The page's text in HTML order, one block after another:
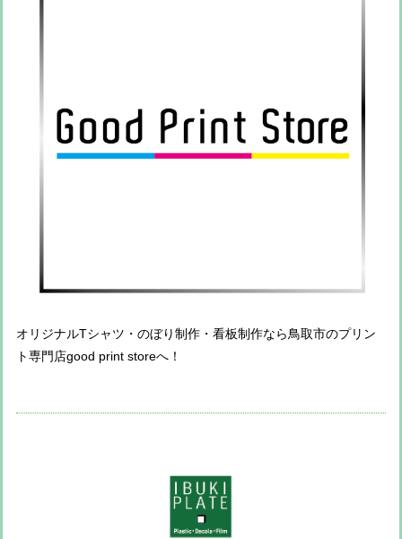
オリジナルTシャツ・のぼり制作・看板制作なら鳥取市のプリン
ト専門店good print storeへ！